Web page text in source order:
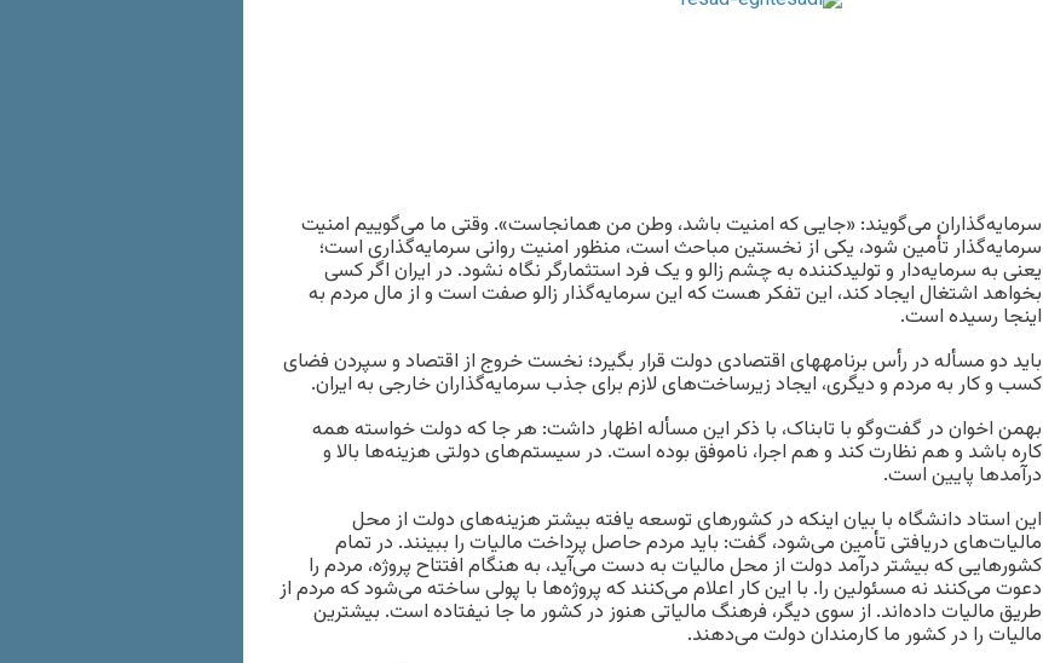
سرمایه‌گذاران می‌گویند: «جایی که امنیت باشد، وطن من همانجاست». وقتی ما می‌گوییم امنیت
سرمایه‌گذار تأمین شود، یکی از نخستین مباحث است، منظور امنیت روانی سرمایه‌گذاری است؛
یعنی به سرمایه‌دار و تولیدکننده به چشم زالو و یک فرد استثمارگر نگاه نشود. در ایران اگر کسی
بخواهد اشتغال ایجاد کند، این تفکر هست که این سرمایه‌گذار زالو صفت است و از مال مردم به
اینجا رسیده است.
باید دو مسأله در رأس برنامه‎های اقتصادی دولت ‌قرار بگیرد؛ نخست خروج از اقتصاد و سپردن فضای
کسب و کار به مردم و دیگری، ایجاد زیرساخت‌های لازم برای جذب سرمایه‌گذاران خارجی به ایران.
بهمن اخوان در گفت‌و‌گو با ‌تابناک، با ذکر این مسأله اظهار داشت: هر جا که دولت خواسته‌ همه
کاره باشد و هم نظارت کند و هم اجرا، ناموفق بوده است. در سیستم‌های دولتی هزینه‌ها بالا‌ و
درآمد‌ها پایین است.
این استاد دانشگاه با بیان اینکه در کشورهای توسعه یافته بیشتر هزینه‌های دولت از محل
مالیات‌های دریافتی تأمین می‌شود، گفت: باید مردم حاصل پرداخت مالیات را ببینند. در تمام
کشورهایی که بیشتر درآمد دولت از محل مالیات به دست می‌آید، به هنگام افتتاح پروژه‌‌، مردم را
دعوت می‌کنند نه مسئولین را. با این کار اعلام می‌کنند که پروژه‌ها با پولی ساخته می‌شود که مردم از
طریق مالیات داده‌اند. از سوی دیگر، فرهنگ مالیاتی هنوز در کشور ما جا نیفتاده است. بیشترین
مالیات را در کشور ما کارمندان دولت می‌دهند.